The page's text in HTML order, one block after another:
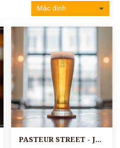
PASTEUR STREET - JASMINE IPA